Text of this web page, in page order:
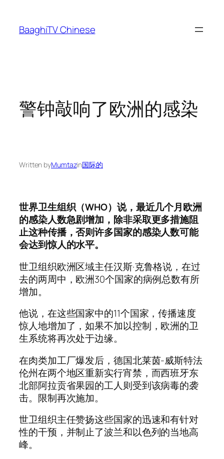
content
BaaghiTV Chinese
警钟敲响了欧洲的感染
Written byMumtazin国际的
世界卫生组织（WHO）说，最近几个月欧洲
的感染人数急剧增加，除非采取更多措施阻
止这种传播，否则许多国家的感染人数可能
会达到惊人的水平。
世卫组织欧洲区域主任汉斯·克鲁格说，在过
去的两周中，欧洲30个国家的病例总数有所
增加。
他说，在这些国家中的11个国家，传播速度
惊人地增加了，如果不加以控制，欧洲的卫
生系统将再次处于边缘。
在肉类加工厂爆发后，德国北莱茵-威斯特法
伦州在两个地区重新实行宵禁，而西班牙东
北部阿拉贡省果园的工人则受到该病毒的袭
击。限制再次施加。
世卫组织主任赞扬这些国家的迅速和有针对
性的干预，并制止了波兰和以色列的当地高
峰。